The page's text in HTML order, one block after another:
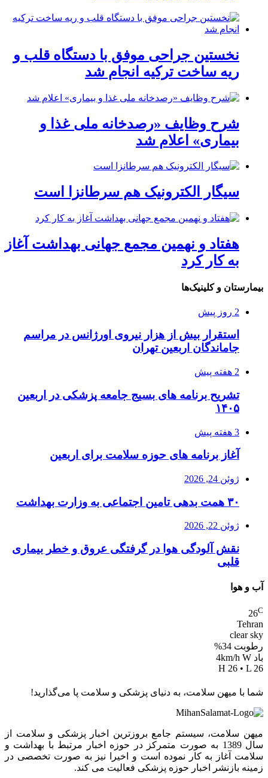
نخستین جراحی موفق با دستگاه قلب و
ریه ساخت ترکیه انجام شد
شرح وظایف «رصدخانه ملی غذا و
بیماری» اعلام شد
سیگار الکترونیک هم سرطانزا است
هفتاد و نهمین مجمع جهانی بهداشت آغاز
به کار کرد
بیمارستان و کلینیک‌ها
2 روز پیش
استقرار بیش از هزار نیروی اورژانس در مراسم
جاماندگان اربعین تهران
2 هفته پیش
تشریح برنامه های بسیج جامعه پزشکی در اربعین
۱۴۰۵
3 هفته پیش
آغاز برنامه های حوزه سلامت برای اربعین
ژوئن 24, 2026
۳۰ همت بدهی تامین اجتماعی به وزارت بهداشت
ژوئن 22, 2026
نقش آلودگی هوا در گرفتگی عروق و خطر بیماری
قلبی
آب و هوا
26C
Tehran
clear sky
رطوبت 34%
باد 4km/h W
H 26 • L 26
شما با میهن سلامت، به دنیای پزشکی و سلامت پا می‌گذارید!
میهن سلامت، سیستم جامع بروزترین اخبار پزشکی و سلامت از
سال 1389 به صورت متمرکز در حوزه اخبار مرتبط با بهداشت و
سلامت آغاز به کار نموده است و اخیرا نیز به صورت تخصصی در
زمینه بازنشر اخبار حوزه پزشکی فعالیت می کند.